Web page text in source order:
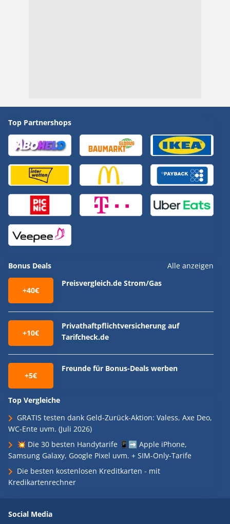
Top Partnershops
Bonus Deals Alle anzeigen
+40€
Preisvergleich.de Strom/Gas
+10€
Privathaftpflichtversicherung auf
Tarifcheck.de
+5€
Freunde für Bonus-Deals werben
Top Vergleiche
GRATIS testen dank Geld-Zurück-Aktion: Valess, Axe Deo,
WC-Ente uvm. (Juli 2026)
💥 Die 30 besten Handytarife 📱➡️ Apple iPhone,
Samsung Galaxy, Google Pixel uvm. + SIM-Only-Tarife
Die besten kostenlosen Kreditkarten - mit
Kredikartenrechner
Social Media